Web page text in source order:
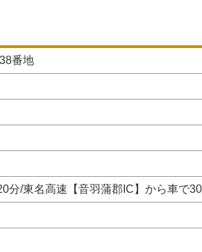
番地
分/東名高速【音羽蒲郡IC】から車で